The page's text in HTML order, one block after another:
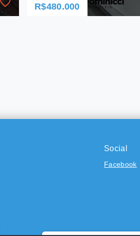
R$480.000
Vila Batista - Bragança
Social
Facebook